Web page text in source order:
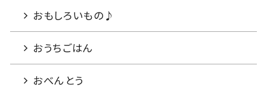
おもしろいもの♪
おうちごはん
おべんとう